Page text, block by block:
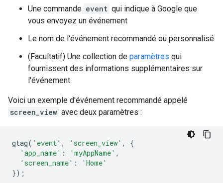
Une commande event qui indique à Google que
vous envoyez un événement
Le nom de l'événement recommandé ou personnalisé
(Facultatif) Une collection de paramètres qui
fournissent des informations supplémentaires sur
l'événement
Voici un exemple d'événement recommandé appelé
screen_view avec deux paramètres :
gtag( 'event' , 'screen_view' ,
{
'app_name' : 'myAppName' ,
'screen_name' :
'Home'
});